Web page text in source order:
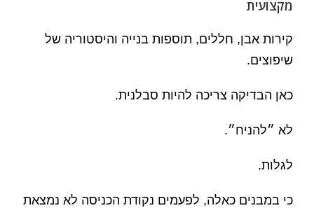
מקצועית
קירות אבן, חללים, תוספות בנייה והיסטוריה של
שיפוצים.
כאן הבדיקה צריכה להיות סבלנית.
לא ״להניח״.
לגלות.
כי במבנים כאלה, לפעמים נקודת הכניסה לא נמצאת